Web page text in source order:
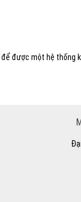
được một hệ thống